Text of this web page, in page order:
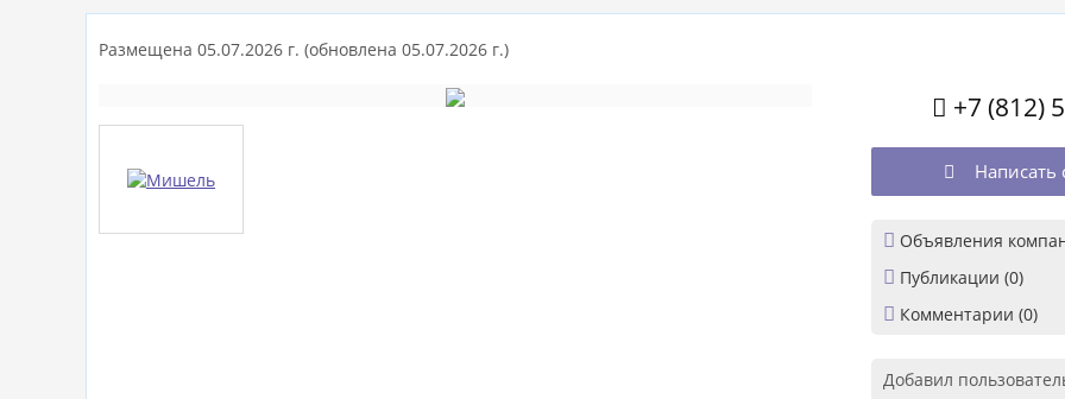
Размещена 05.07.2026 г. (обновлена 05.07.2026 г.)
 +7 (812)

 Объявления
 Публикации (0)
 Комментарии (0)
Добавил